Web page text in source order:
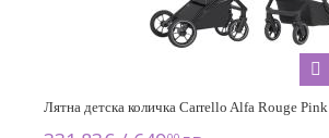
Лятна детска количка Carrello Alfa Rouge Pink